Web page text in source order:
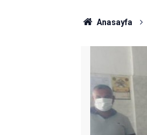
Anasayfa